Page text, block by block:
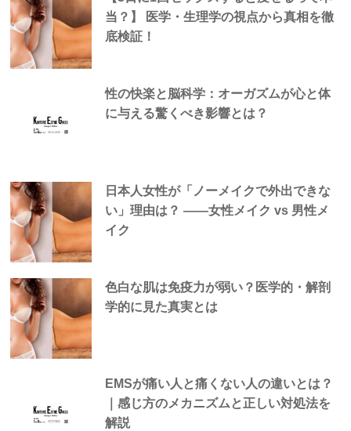
当？】 医学・生理学の視点から真相を徹
底検証！
性の快楽と脳科学：オーガズムが心と体
に与える驚くべき影響とは？
日本人女性が「ノーメイクで外出できな
い」理由は？ —―女性メイク vs 男性メ
イク
色白な肌は免疫力が弱い？医学的・解剖
学的に見た真実とは
EMSが痛い人と痛くない人の違いとは？
｜感じ方のメカニズムと正しい対処法を
解説